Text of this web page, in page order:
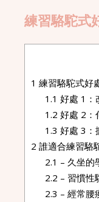
練習駱駝式
1 練習駱駝式好
1.1 好處 1：
1.2 好處 2：
1.3 好處 3：
2 誰適合練習駱
2.1 – 久坐的
2.2 – 習慣性
2.3 – 經常腰